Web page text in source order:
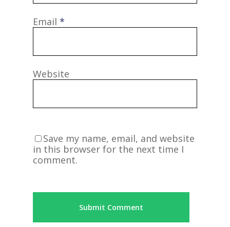
Email *
Website
Save my name, email, and website
in this browser for the next time I
comment.